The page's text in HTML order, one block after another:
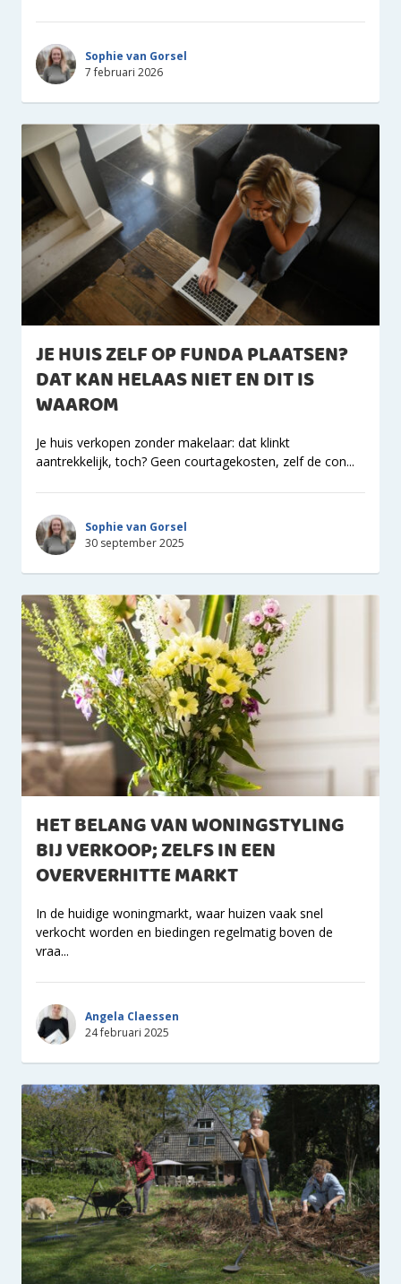
Sophie van Gorsel
7 februari 2026
JE HUIS ZELF OP FUNDA PLAATSEN?
DAT KAN HELAAS NIET EN DIT IS
WAAROM
Je huis verkopen zonder makelaar: dat klinkt
aantrekkelijk, toch? Geen courtagekosten, zelf de con...
Sophie van Gorsel
30 september 2025
HET BELANG VAN WONINGSTYLING
BIJ VERKOOP; ZELFS IN EEN
OVERVERHITTE MARKT
In de huidige woningmarkt, waar huizen vaak snel
verkocht worden en biedingen regelmatig boven de
vraa...
Angela Claessen
24 februari 2025